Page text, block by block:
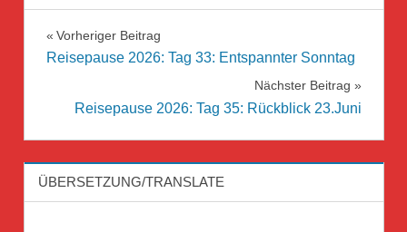
Beitragsnavigation
Vorheriger Beitrag
Reisepause 2026: Tag 33: Entspannter Sonntag
Nächster Beitrag
Reisepause 2026: Tag 35: Rückblick 23.Juni
ÜBERSETZUNG/TRANSLATE